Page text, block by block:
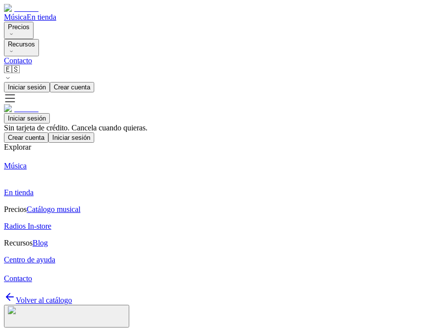
MúsicaEn tienda
Precios
Recursos
Contacto
🇪🇸
Iniciar sesión Crear cuenta
Iniciar sesión
Sin tarjeta de crédito. Cancela cuando quieras.
Crear cuenta Iniciar sesión
Explorar
Música
En tienda
PreciosCatálogo musical
Radios In-store
RecursosBlog
Centro de ayuda
Contacto
Volver al catálogo